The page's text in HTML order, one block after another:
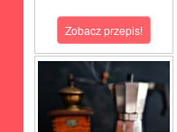
Zobacz przepis!